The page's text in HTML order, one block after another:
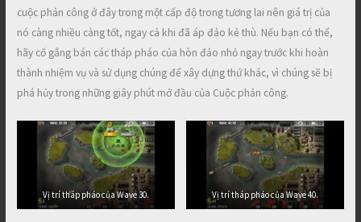
cuộc phản công ở đây trong một cấp độ trong tương lai nên giá trị của
nó càng nhiều càng tốt, ngay cả khi đã áp đảo kẻ thù. Nếu bạn có thể,
hãy cố gắng bán các tháp pháo của hòn đảo nhỏ ngay trước khi hoàn
thành nhiệm vụ và sử dụng chúng để xây dựng thứ khác, vì chúng sẽ bị
phá hủy trong những giây phút mở đầu của Cuộc phản công.
Vị trí tháp pháo của Wave 30. Vị trí tháp pháo của Wave 40.